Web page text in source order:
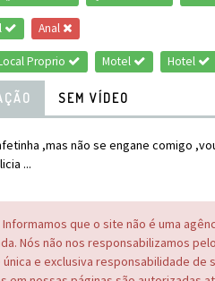
Anal
Proprio Motel Hotel
SEM VÍDEO
,mas não se engane comigo
...
Informamos que o site não é uma
Nós não nos responsabilizamos
e exclusiva responsabilidade de